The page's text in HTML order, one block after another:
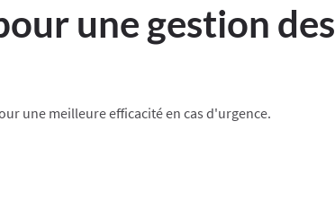
une gestion des
une meilleure efficacité en cas d'urgence.